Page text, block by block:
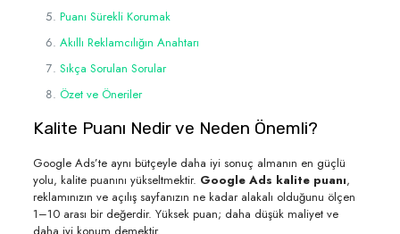
Puanı Sürekli Korumak
Akıllı Reklamcılığın Anahtarı
Sıkça Sorulan Sorular
Özet ve Öneriler
Kalite Puanı Nedir ve Neden Önemli?
Google Ads’te aynı bütçeyle daha iyi sonuç almanın en güçlü
yolu, kalite puanını yükseltmektir. Google Ads kalite puanı,
reklamınızın ve açılış sayfanızın ne kadar alakalı olduğunu ölçen
1–10 arası bir değerdir. Yüksek puan; daha düşük maliyet ve